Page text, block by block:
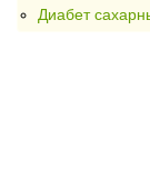
Диабет